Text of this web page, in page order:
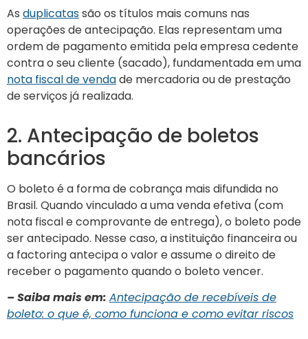
As duplicatassão os títulos mais comuns nas
operações de antecipação. Elas representam uma
ordem de pagamento emitida pela empresa cedente
contra o seu cliente (sacado), fundamentada em uma
nota fiscal de vendade mercadoria ou de prestação
de serviços já realizada.
2. Antecipação de boletos
bancários
O boleto é a forma de cobrança mais difundida no
Brasil. Quando vinculado a uma venda efetiva (com
nota fiscal e comprovante de entrega), o boleto pode
ser antecipado. Nesse caso, a instituição financeira ou
a factoring antecipa o valor e assume o direito de
receber o pagamento quando o boleto vencer.
– Saiba mais em: Antecipação de recebíveis de
boleto: o que é, como funciona e como evitar riscos